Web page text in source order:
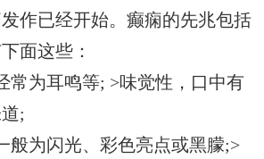
作已经开始。癫痫的先兆包括
面这些：
常为耳鸣等; >味觉性，口中有
;
般为闪光、彩色亮点或黑朦;>